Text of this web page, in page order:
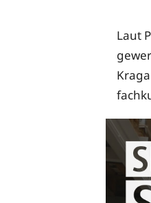
Laut